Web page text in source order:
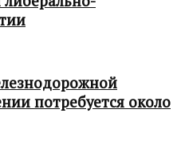
потребуется около